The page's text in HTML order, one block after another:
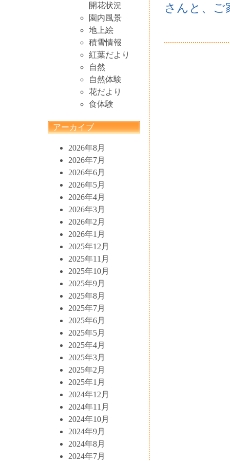
開花状況
園内風景
地上絵
積雪情報
紅葉だより
自然
自然体験
花だより
食体験
アーカイブ
2026年8月
2026年7月
2026年6月
2026年5月
2026年4月
2026年3月
2026年2月
2026年1月
2025年12月
2025年11月
2025年10月
2025年9月
2025年8月
2025年7月
2025年6月
2025年5月
2025年4月
2025年3月
2025年2月
2025年1月
2024年12月
2024年11月
2024年10月
2024年9月
2024年8月
2024年7月
さんと、ご